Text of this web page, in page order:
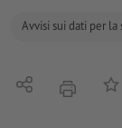
Avvisi sui dati per la
Condividistampare